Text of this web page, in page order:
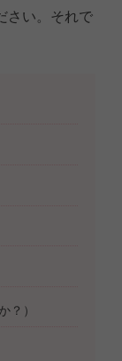
さい。それで
？）